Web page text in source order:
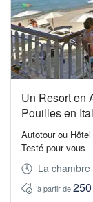
Un Resort en
Pouilles en
Autotour ou
Testé pour vous
La
à partir de